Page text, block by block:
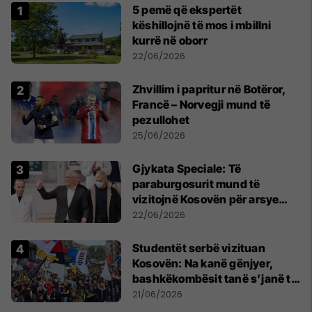
5 pemë që ekspertët
këshillojnë të mos i mbillni
kurrë në oborr
22/06/2026
Zhvillim i papritur në Botëror,
Francë – Norvegji mund të
pezullohet
25/06/2026
​Gjykata Speciale: Të
paraburgosurit mund të
vizitojnë Kosovën për arsye
humanitare
22/06/2026
Studentët serbë vizituan
Kosovën: Na kanë gënjyer,
bashkëkombësit tanë s’janë të
shtypur
21/06/2026